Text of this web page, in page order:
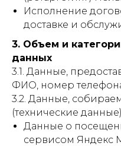
Исполнение
доставке и
3. Объем и
данных
3.1. Данные,
ФИО, номер
3.2. Данные,
(технические
Данные о
сервисом Яндекс